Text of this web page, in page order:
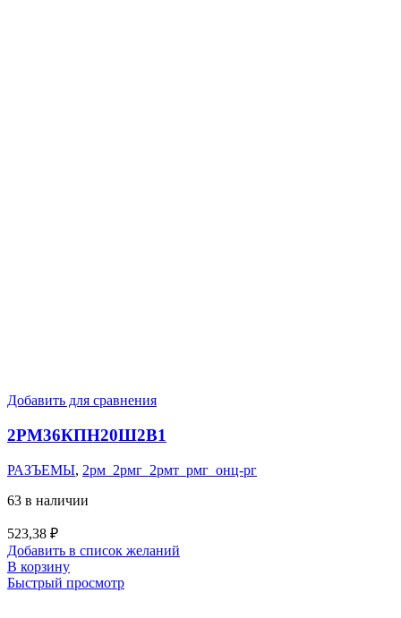
Добавить для сравнения
2РМ36КПН20Ш2В1
РАЗЪЕМЫ, 2рм_2рмг_2рмт_рмг_онц-рг
63 в наличии
523,38 ₽
Добавить в список желаний
В корзину
Быстрый просмотр